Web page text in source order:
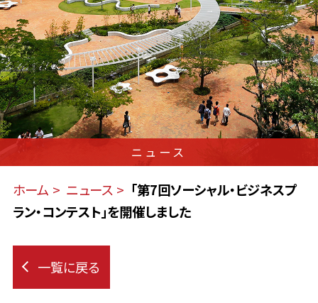
ニュース
ホーム ニュース
「第7回ソーシャル・ビジネスプ
ラン・コンテスト」を開催しました
一覧に戻る